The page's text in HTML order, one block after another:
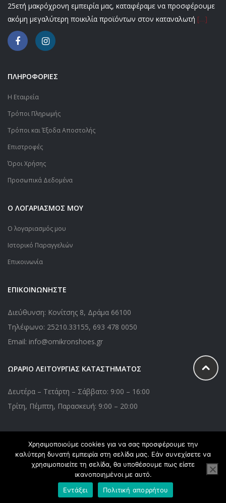
25ετή μακρόχρονη εμπειρία μας, καταφέραμε να προσφέρουμε
ακόμη μεγαλύτερη ποικιλία προϊόντων στον καταναλωτή […]
ΠΛΗΡΟΦΟΡΙΕΣ
Η Εταιρεία
Τρόποι Πληρωμής
Τρόποι και Έξοδα Αποστολής
Επιστροφές
Όροι Χρήσης
Προσωπικά Δεδομένα
Ο ΛΟΓΑΡΙΑΣΜΟΣ ΜΟΥ
Ο λογαριασμός μου
Ιστορικό Παραγγελιών
Επικοινωνία
ΕΠΙΚΟΙΝΩΝΗΣΤΕ
Διεύθυνση: Κονίτσης 8, Δράμα 66100
Τηλέφωνο: 25210.33155, 693 478 0050
Email: info@omikronshoes.gr
ΩΡΑΡΙΟ ΛΕΙΤΟΥΡΓΙΑΣ ΚΑΤΑΣΤΗΜΑΤΟΣ
Δευτέρα – Τετάρτη – Σάββατο: 9:00 – 16:00
Τρίτη, Πέμπτη, Παρασκευή: 9:00 – 20:00
Copyright © 2020 Omikronshoes.gr. All Right Reserved. Powered
bywebApplications
Χρησιμοποιούμε cookies για να σας προσφέρουμε την
καλύτερη δυνατή εμπειρία στη σελίδα μας. Εάν συνεχίσετε να
χρησιμοποιείτε τη σελίδα, θα υποθέσουμε πως είστε
ικανοποιημένοι με αυτό.
Εντάξει
Πολιτική απορρήτου